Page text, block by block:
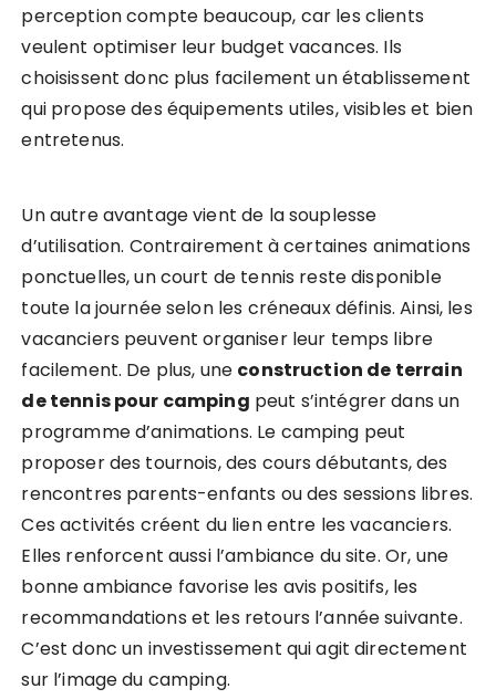
perception compte beaucoup, car les clients
veulent optimiser leur budget vacances. Ils
choisissent donc plus facilement un établissement
qui propose des équipements utiles, visibles et bien
entretenus.
Un autre avantage vient de la souplesse
d’utilisation. Contrairement à certaines animations
ponctuelles, un court de tennis reste disponible
toute la journée selon les créneaux définis. Ainsi, les
vacanciers peuvent organiser leur temps libre
facilement. De plus, une construction de terrain
de tennis pour camping peut s’intégrer dans un
programme d’animations. Le camping peut
proposer des tournois, des cours débutants, des
rencontres parents-enfants ou des sessions libres.
Ces activités créent du lien entre les vacanciers.
Elles renforcent aussi l’ambiance du site. Or, une
bonne ambiance favorise les avis positifs, les
recommandations et les retours l’année suivante.
C’est donc un investissement qui agit directement
sur l’image du camping.